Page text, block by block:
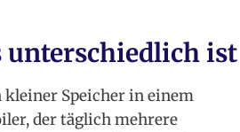
unterschiedlich ist
kleiner Speicher in einem
der täglich mehrere